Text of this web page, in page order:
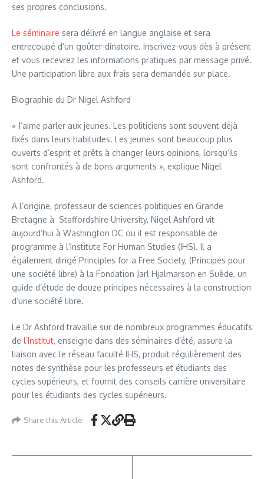
ses propres conclusions.
Le séminaire sera délivré en langue anglaise et sera
entrecoupé d’un goûter-dînatoire. Inscrivez-vous dès à présent
et vous recevrez les informations pratiques par message privé.
Une participation libre aux frais sera demandée sur place.
Biographie du Dr Nigel Ashford
« J’aime parler aux jeunes. Les politiciens sont souvent déjà
fixés dans leurs habitudes. Les jeunes sont beaucoup plus
ouverts d’esprit et prêts à changer leurs opinions, lorsqu’ils
sont confrontés à de bons arguments », explique Nigel
Ashford.
A l’origine, professeur de sciences politiques en Grande
Bretagne à Staffordshire University, Nigel Ashford vit
aujourd’hui à Washington DC ou il est responsable de
programme à l’Institute For Human Studies (IHS). Il a
également dirigé Principles for a Free Society, (Principes pour
une société libre) à la Fondation Jarl Hjalmarson en Suède, un
guide d’étude de douze principes nécessaires à la construction
d’une société libre.
Le Dr Ashford travaille sur de nombreux programmes éducatifs
de l’Institut, enseigne dans des séminaires d’été, assure la
liaison avec le réseau faculté IHS, produit régulièrement des
notes de synthèse pour les professeurs et étudiants des
cycles supérieurs, et fournit des conseils carrière universitaire
pour les étudiants des cycles supérieurs.
Share this Article